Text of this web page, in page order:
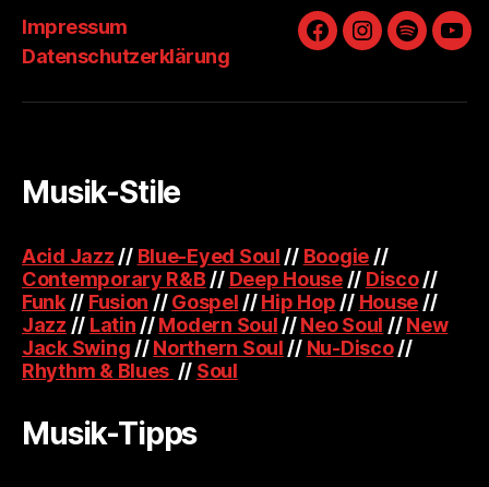
Impressum
Datenschutzerklärung
FacebookInstagram
Spotify
Musik-Stile
Acid Jazz // Blue-Eyed Soul // Boogie //
Contemporary R&B // Deep House// Disco//
Funk// Fusion //Gospel //Hip Hop // House //
Jazz // Latin //Modern Soul //Neo Soul //New
Jack Swing //Northern Soul // Nu-Disco//
Rhythm & Blues // Soul
Musik-Tipps